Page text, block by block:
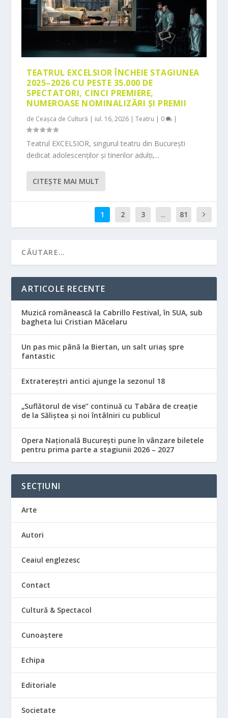
TEATRUL EXCELSIOR ÎNCHEIE STAGIUNEA
2025–2026 CU PESTE 35.000 DE
SPECTATORI, CINCI PREMIERE,
NUMEROASE NOMINALIZĂRI ȘI PREMII
de Ceașca de Cultură | iul. 16, 2026 |Teatru | 0 |
Teatrul EXCELSIOR, singurul teatru din București
dedicat adolescenților și tinerilor adulți,...
CITEŞTE MAI MULT
1 2 3 ... 81
ARTICOLE RECENTE
Muzică românească la Cabrillo Festival, în SUA, sub
bagheta lui Cristian Măcelaru
Un pas mic până la Biertan, un salt uriaș spre
fantastic
Extratereștri antici ajunge la sezonul 18
„Suflătorul de vise” continuă cu Tabăra de creație
de la Săliștea și noi întâlniri cu publicul
Opera Națională București pune în vânzare biletele
pentru prima parte a stagiunii 2026 – 2027
SECȚIUNI
Arte
Autori
Ceaiul englezesc
Contact
Cultură & Spectacol
Cunoaștere
Echipa
Editoriale
Societate